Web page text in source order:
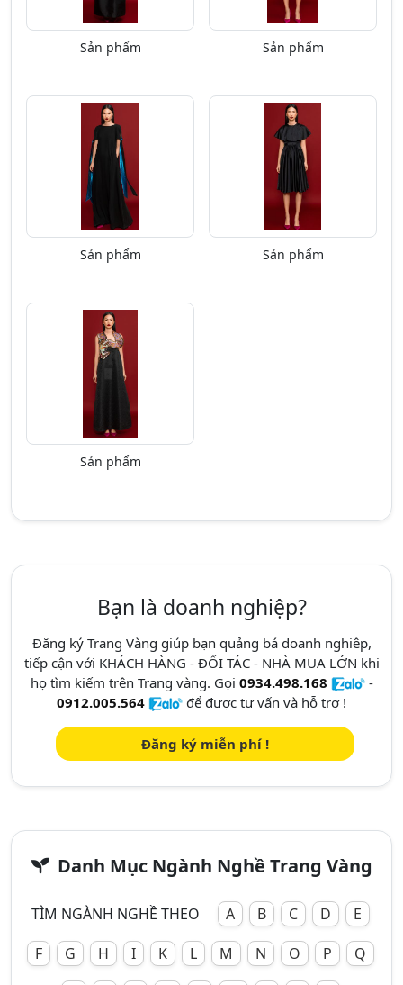
Sản phẩm Sản phẩm
Sản phẩm Sản phẩm
Sản phẩm
Bạn là doanh nghiệp?
Đăng ký Trang Vàng giúp bạn quảng bá doanh nghiêp,
tiếp cận với KHÁCH HÀNG - ĐỐI TÁC - NHÀ MUA LỚN khi
họ tìm kiếm trên Trang vàng. Gọi 0934.498.168
-
0912.005.564
để được tư vấn và hỗ trợ !
Đăng ký miễn phí !
Danh Mục Ngành Nghề Trang Vàng
TÌM NGÀNH NGHỀ THEO A B C D
E
F
G H I K L M N O P
Q